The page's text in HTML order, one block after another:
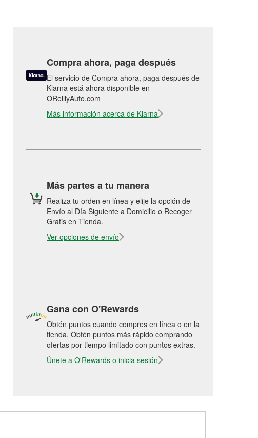
Compra ahora, paga después
El servicio de Compra ahora, paga después de
Klarna está ahora disponible en
OReillyAuto.com
Más información acerca de Klarna
Más partes a tu manera
Realiza tu orden en línea y elije la opción de
Envío al Día Siguiente a Domicilio o Recoger
Gratis en Tienda.
Ver opciones de envío
Gana con O'Rewards
Obtén puntos cuando compres en línea o en la
tienda. Obtén puntos más rápido comprando
ofertas por tiempo limitado con puntos extras.
Únete a O'Rewards o inicia sesión